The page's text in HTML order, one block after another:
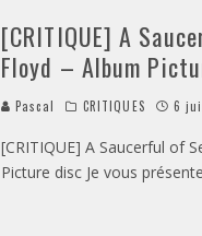
[CRITIQUE] A
Floyd – Album
Pascal CRITIQUES 6
[CRITIQUE] A Saucerful of
Picture disc Je vous